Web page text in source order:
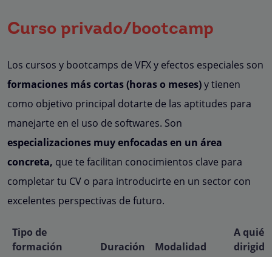
Curso privado/bootcamp
Los cursos y bootcamps de VFX y efectos especiales son
formaciones más cortas (horas o meses)y tienen
como objetivo principal dotarte de las aptitudes para
manejarte en el uso de softwares. Son
especializaciones muy enfocadas en un área
concreta, que te facilitan conocimientos clave para
completar tu CV o para introducirte en un sector con
excelentes perspectivas de futuro.
Tipo de
formación
Duración Modalidad
A
dirigida